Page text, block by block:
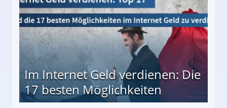
Im Internet Geld verdienen: Die
17 besten Möglichkeiten